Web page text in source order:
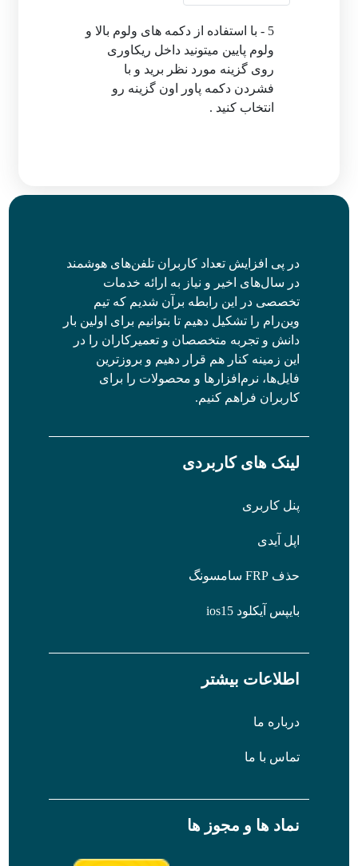
5 - با استفاده از دکمه های ولوم بالا و
ولوم پایین میتونید داخل ریکاوری
روی گزینه مورد نظر برید و با
فشردن دکمه پاور اون گزینه رو
انتخاب کنید .
در پی افزایش تعداد کاربران تلفن‌های هوشمند
در سال‌های اخیر و نیاز به ارائه خدمات
تخصصی در این رابطه برآن شدیم که تیم
وین‌رام را تشکیل دهیم تا بتوانیم برای اولین بار
دانش و تجربه متخصصان و تعمیرکاران را در
این زمینه کنار هم قرار دهیم و بروزترین
فایل‌ها، نرم‌افزارها و محصولات را برای
کاربران فراهم کنیم.
لینک های کاربردی
پنل کاربری
اپل آیدی
حذف FRP سامسونگ
بایپس آیکلود ios15
اطلاعات بیشتر
درباره ما
تماس با ما
نماد ها و مجوز ها